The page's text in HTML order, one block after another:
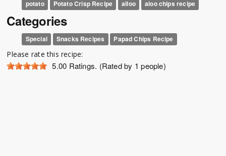
potato Potato Crisp Recipe alloo aloo chips recipe
Categories
Special Snacks Recipes Papad Chips Recipe
Please rate this recipe:
5.00 Ratings. (Rated by 1 people)